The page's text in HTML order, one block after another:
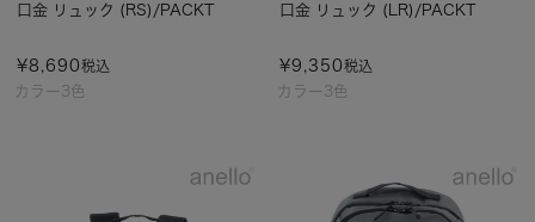
カラー3色
口金 リュック (RS)/PACKT
¥8,690税込
カラー3色
口金 リュック (LR)/PACKT
¥9,350税込